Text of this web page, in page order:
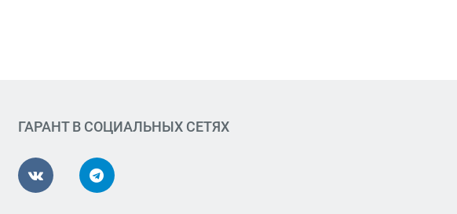
ГАРАНТ В СОЦИАЛЬНЫХ СЕТЯХ